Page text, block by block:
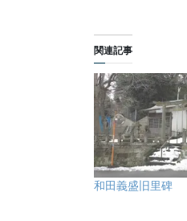
関連記事
和田義盛旧里碑